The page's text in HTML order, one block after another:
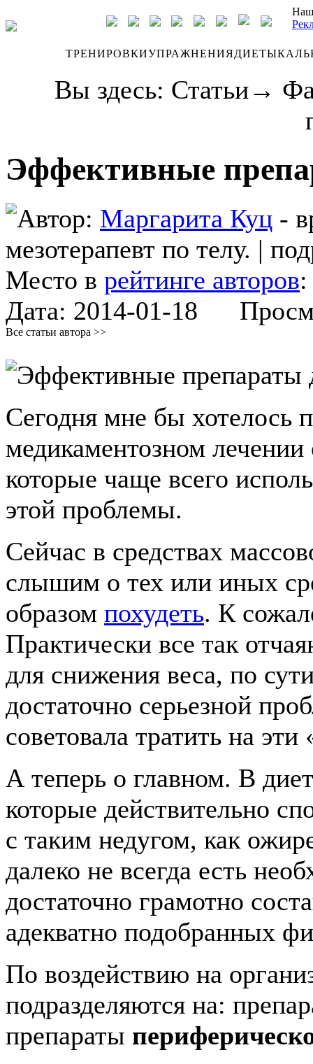
ТРЕНИРОВКИУПРАЖНЕНИЯДИЕТЫ
Вы здесь: Статьи→
Эффективные
Автор: Маргарита Куц -
мезотерапевт по телу. |
Место в рейтинге авторов
Дата: 2014-01-18
Все статьи автора >>
Сегодня мне бы хотелось
медикаментозном
которые чаще всего
этой проблемы.
Сейчас в средствах
слышим о тех или иных
образом похудеть. К
Практически все так
для снижения веса, по
достаточно серьезной
советовала тратить на
А теперь о главном. В
которые действительно
с таким недугом, как
далеко не всегда есть
достаточно грамотно
адекватно подобранных
По воздействию на
подразделяются на:
препараты